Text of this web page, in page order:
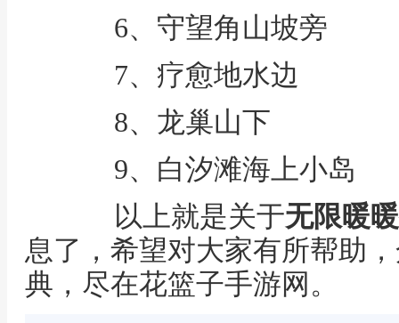
6、守望角山坡旁
7、疗愈地水边
8、龙巢山下
9、白汐滩海上小岛
以上就是关于无限暖
息了，希望对大家有所帮助
典，尽在花篮子手游网。